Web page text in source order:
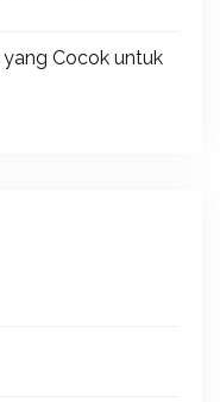
yang Cocok untuk